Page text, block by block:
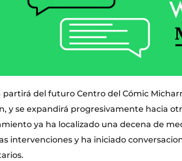
partirá del futuro Centro del Cómic
y se expandirá progresivamente hacia
ya ha localizado una decena de
intervenciones y ha iniciado